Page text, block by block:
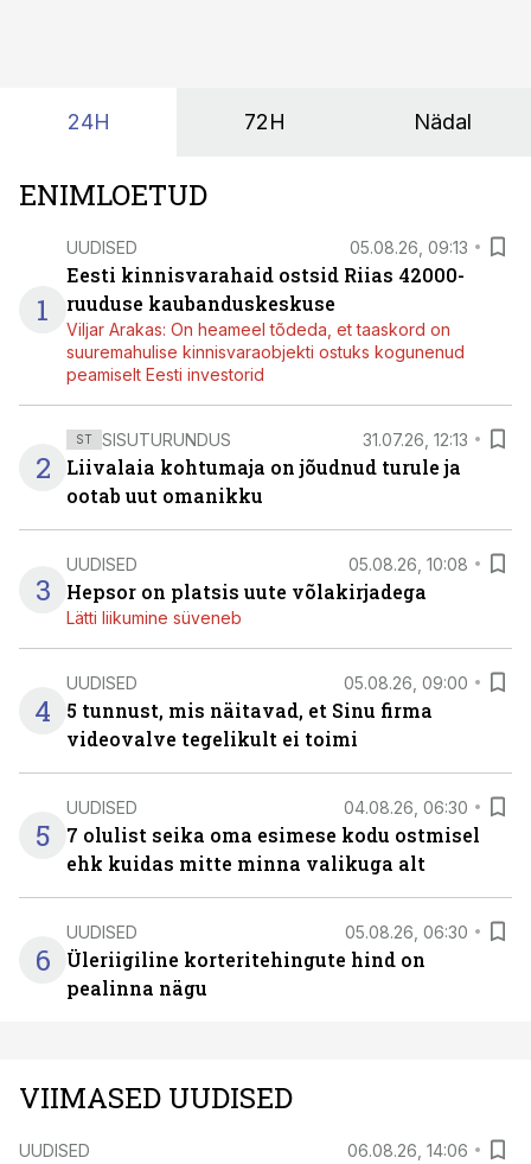
24H 72H Nädal
ENIMLOETUD
1
UUDISED 05.08.26, 09:13
Eesti kinnisvarahaid ostsid Riias 42000-
ruuduse kaubanduskeskuse
Viljar Arakas: On heameel tõdeda, et taaskord on
suuremahulise kinnisvaraobjekti ostuks kogunenud
peamiselt Eesti investorid
2
ST SISUTURUNDUS 31.07.26, 12:13
Liivalaia kohtumaja on jõudnud turule ja
ootab uut omanikku
3
UUDISED 05.08.26, 10:08
Hepsor on platsis uute võlakirjadega
Lätti liikumine süveneb
4
UUDISED 05.08.26, 09:00
5 tunnust, mis näitavad, et Sinu firma
videovalve tegelikult ei toimi
5
UUDISED 04.08.26, 06:30
7 olulist seika oma esimese kodu ostmisel
ehk kuidas mitte minna valikuga alt
6
UUDISED 05.08.26, 06:30
Üleriigiline korteritehingute hind on
pealinna nägu
VIIMASED UUDISED
UUDISED 06.08.26, 14:06